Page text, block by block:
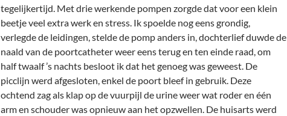
tegelijkertijd. Met drie werkende pompen zorgde dat voor een klein
beetje veel extra werk en stress. Ik spoelde nog eens grondig,
verlegde de leidingen, stelde de pomp anders in, dochterlief duwde de
naald van de poortcatheter weer eens terug en ten einde raad, om
half twaalf ’s nachts besloot ik dat het genoeg was geweest. De
picclijn werd afgesloten, enkel de poort bleef in gebruik. Deze
ochtend zag als klap op de vuurpijl de urine weer wat roder en één
arm en schouder was opnieuw aan het opzwellen. De huisarts werd